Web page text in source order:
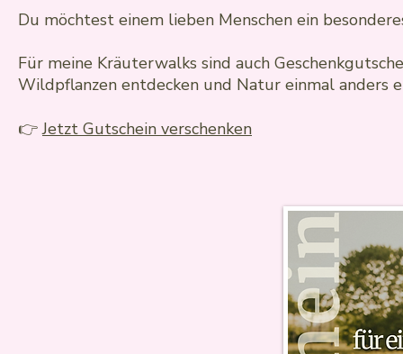
Du möchtest einem lieben Menschen ein
Für meine Kräuterwalks sind auch
Wildpflanzen entdecken und Natur einmal anders
👉Jetzt Gutschein verschenken